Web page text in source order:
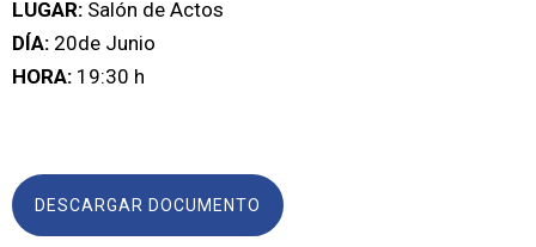
LUGAR: Salón de Actos
DÍA: 20de Junio
HORA: 19:30 h
DESCARGAR DOCUMENTO